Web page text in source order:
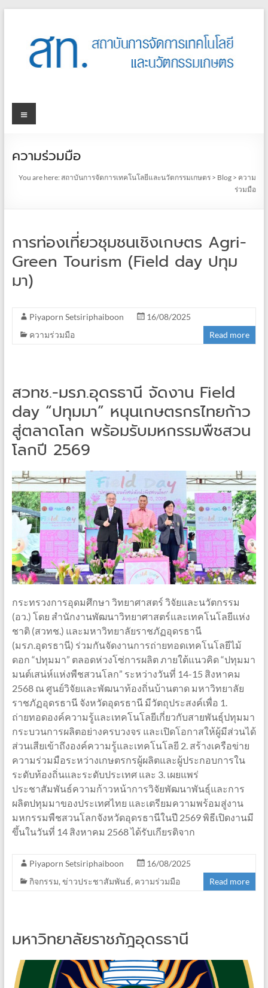
ความร่วมมือ
You are here: สถาบันการจัดการเทคโนโลยีและนวัตกรรมเกษตร > Blog > ความ
ร่วมมือ
การท่องเที่ยวชุมชนเชิงเกษตร Agri-
Green Tourism (Field day ปทุม
มา)
Piyaporn Setsiriphaiboon
16/08/2025
ความร่วมมือ
Read more
สวทช.-มรภ.อุดรธานี จัดงาน Field
day “ปทุมมา” หนุนเกษตรกรไทยก้าว
สู่ตลาดโลก พร้อมรับมหกรรมพืชสวน
โลกปี 2569
กระทรวงการอุดมศึกษา วิทยาศาสตร์ วิจัยและนวัตกรรม
(อว.) โดย สำนักงานพัฒนาวิทยาศาสตร์และเทคโนโลยีแห่ง
ชาติ (สวทช.) และมหาวิทยาลัยราชภัฏอุดรธานี
(มรภ.อุดรธานี) ร่วมกันจัดงานการถ่ายทอดเทคโนโลยีไม้
ดอก “ปทุมมา” ตลอดห่วงโซ่การผลิต ภายใต้แนวคิด “ปทุมมา
มนต์เสน่ห์แห่งพืชสวนโลก” ระหว่างวันที่ 14-15 สิงหาคม
2568 ณ ศูนย์วิจัยและพัฒนาท้องถิ่นบ้านตาด มหาวิทยาลัย
ราชภัฏอุดรธานี จังหวัดอุดรธานี มีวัตถุประสงค์เพื่อ 1.
ถ่ายทอดองค์ความรู้และเทคโนโลยีเกี่ยวกับสายพันธุ์ปทุมมา
กระบวนการผลิตอย่างครบวงจร และเปิดโอกาสให้ผู้มีส่วนได้
ส่วนเสียเข้าถึงองค์ความรู้และเทคโนโลยี 2. สร้างเครือข่าย
ความร่วมมือระหว่างเกษตรกรผู้ผลิตและผู้ประกอบการใน
ระดับท้องถิ่นและระดับประเทศ และ 3. เผยแพร่
ประชาสัมพันธ์ความก้าวหน้าการวิจัยพัฒนาพันธุ์และการ
ผลิตปทุมมาของประเทศไทย และเตรียมความพร้อมสู่งาน
มหกรรมพืชสวนโลกจังหวัดอุดรธานีในปี 2569 พิธีเปิดงานมี
ขึ้นในวันที่ 14 สิงหาคม 2568 ได้รับเกียรติจาก
Piyaporn Setsiriphaiboon
16/08/2025
กิจกรรม,ข่าวประชาสัมพันธ์, ความร่วมมือ Read more
มหาวิทยาลัยราชภัฎอุดรธานี